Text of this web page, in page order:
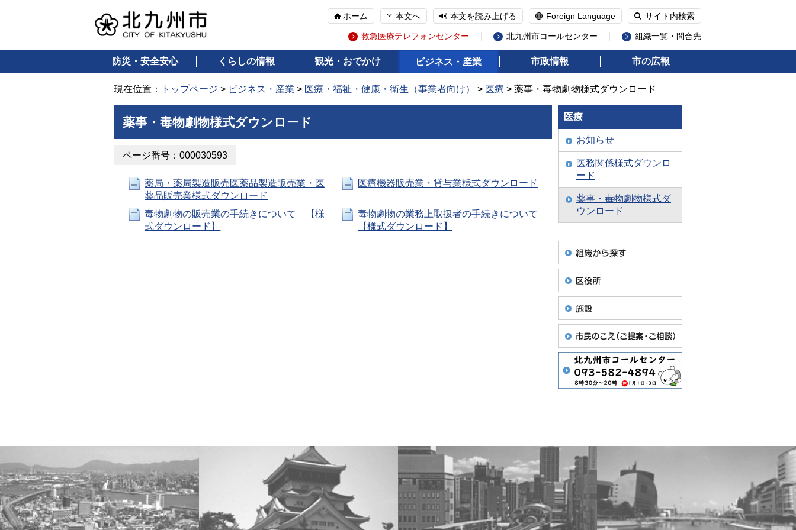
ホーム 本文へ 本文を読み上げる Foreign Language サイト内検索
救急医療テレフォンセンター 北九州市コールセンター 組織一覧・問合先
防災・安全安心 くらしの情報 観光・おでかけ ビジネス・産業 市政情報 市の広報
現在位置： トップページ > ビジネス・産業 > 医療・福祉・健康・衛生（事業者向け） > 医療 > 薬事・毒物劇物様式ダウンロード
薬事・毒物劇物様式ダウンロード
ページ番号：000030593
薬局・薬局製造販売医薬品製造販売業・医
薬品販売業様式ダウンロード
医療機器販売業・貸与業様式ダウンロード
毒物劇物の販売業の手続きについて 【様
式ダウンロード】
毒物劇物の業務上取扱者の手続きについて
【様式ダウンロード】
医療
お知らせ
医務関係様式ダウンロ
ード
薬事・毒物劇物様式ダ
ウンロード